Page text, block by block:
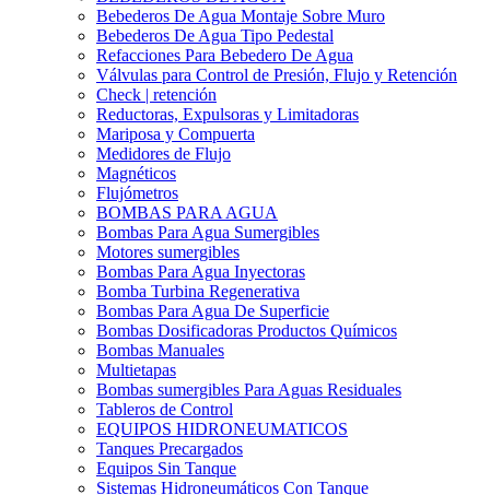
Bebederos De Agua Montaje Sobre Muro
Bebederos De Agua Tipo Pedestal
Refacciones Para Bebedero De Agua
Válvulas para Control de Presión, Flujo y Retención
Check | retención
Reductoras, Expulsoras y Limitadoras
Mariposa y Compuerta
Medidores de Flujo
Magnéticos
Flujómetros
BOMBAS PARA AGUA
Bombas Para Agua Sumergibles
Motores sumergibles
Bombas Para Agua Inyectoras
Bomba Turbina Regenerativa
Bombas Para Agua De Superficie
Bombas Dosificadoras Productos Químicos
Bombas Manuales
Multietapas
Bombas sumergibles Para Aguas Residuales
Tableros de Control
EQUIPOS HIDRONEUMATICOS
Tanques Precargados
Equipos Sin Tanque
Sistemas Hidroneumáticos Con Tanque